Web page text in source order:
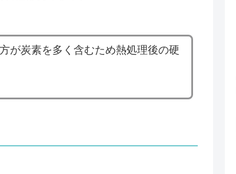
が炭素を多く含むため熱処理後の硬